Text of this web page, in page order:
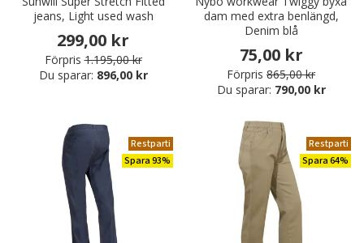
jeans, Light used wash
299,00 kr
Förpris 1.195,00 kr
Du sparar: 896,00 kr
dam med extra benlängd,
Denim blå
75,00 kr
Förpris 865,00 kr
Du sparar: 790,00 kr
Restparti
Spara 93%
Restparti
Spara 64%